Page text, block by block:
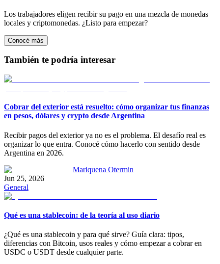
Los trabajadores eligen recibir su pago en una mezcla de monedas
locales y criptomonedas. ¿Listo para empezar?
Conocé más
También te podría interesar
Cobrar del exterior está resuelto: cómo organizar tus finanzas
en pesos, dólares y crypto desde Argentina
Recibir pagos del exterior ya no es el problema. El desafío real es
organizar lo que entra. Conocé cómo hacerlo con sentido desde
Argentina en 2026.
Mariquena Otermin
Jun 25, 2026
General
Qué es una stablecoin: de la teoría al uso diario
¿Qué es una stablecoin y para qué sirve? Guía clara: tipos,
diferencias con Bitcoin, usos reales y cómo empezar a cobrar en
USDC o USDT desde cualquier parte.